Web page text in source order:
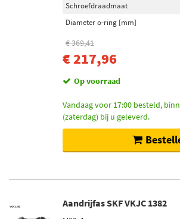
Schroefdraadmaat
Diameter o-ring [mm]
€ 369,41
€ 217,96
Op voorraad
Vandaag voor 17:00 besteld,
(zaterdag) bij u geleverd.
Aandrijfas SKF VKJC 1382